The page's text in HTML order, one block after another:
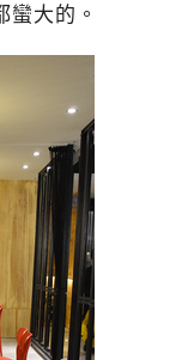
大的。